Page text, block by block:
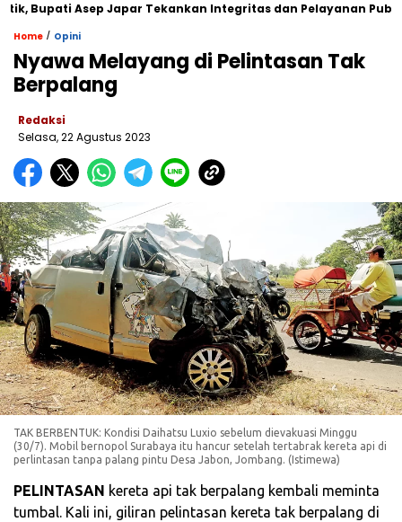
Asep Japar Tekankan Integritas dan Pelayanan Publik
Home / Opini
Nyawa Melayang di Pelintasan Tak
Berpalang
Redaksi
Selasa, 22 Agustus 2023
TAK BERBENTUK: Kondisi Daihatsu Luxio sebelum dievakuasi Minggu
(30/7). Mobil bernopol Surabaya itu hancur setelah tertabrak kereta api di
perlintasan tanpa palang pintu Desa Jabon, Jombang. (Istimewa)
PELINTASAN kereta api tak berpalang kembali meminta
tumbal. Kali ini, giliran pelintasan kereta tak berpalang di